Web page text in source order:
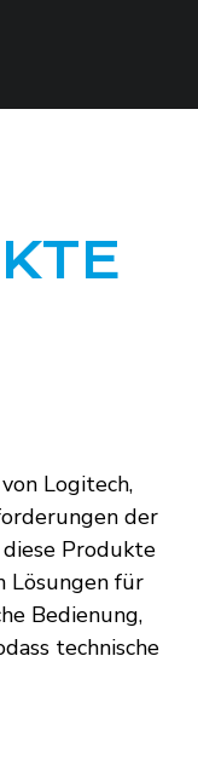
Logitech,
der
Produkte
Lösungen für
Bedienung,
technische